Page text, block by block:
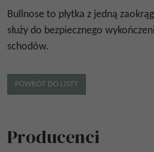
Bullnose to płytka z jedną
służy do bezpiecznego
schodów.
POWRÓT DO LISTY
Producenci